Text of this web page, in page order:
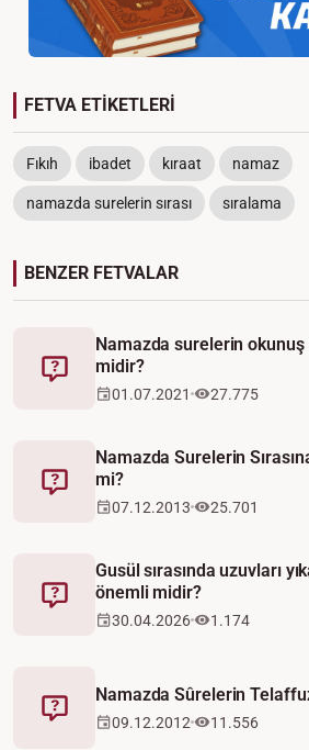
FETVA ETİKETLERİ
Fıkıh ibadet kıraat namaz
namazda surelerin sırası sıralama
BENZER FETVALAR
Fetva
Namazda surelerin okunuş
midir?
01.07.2021 27.775
Fetva
Namazda Surelerin
mi?
07.12.2013 25.701
Fetva
Gusül sırasında uzuvları
önemli midir?
30.04.2026 1.174
Fetva
Namazda Sûrelerin
09.12.2012 11.556